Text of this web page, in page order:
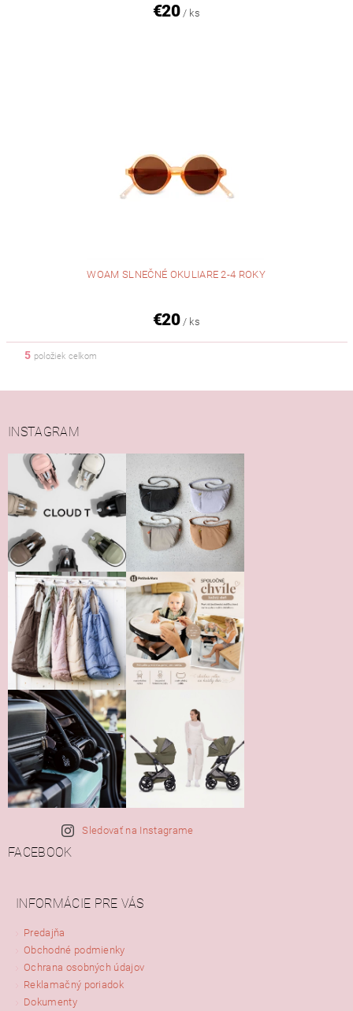
€20 / ks
WOAM SLNEČNÉ OKULIARE 2-4 ROKY
€20 / ks
5 položiek celkom
INSTAGRAM
Sledovať na Instagrame
FACEBOOK
INFORMÁCIE PRE VÁS
Predajňa
Obchodné podmienky
Ochrana osobných údajov
Reklamačný poriadok
Dokumenty